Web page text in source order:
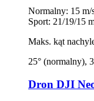
Normalny: 15 m/
Sport: 21/19/15
Maks. kąt
25° (normalny),
Dron DJI